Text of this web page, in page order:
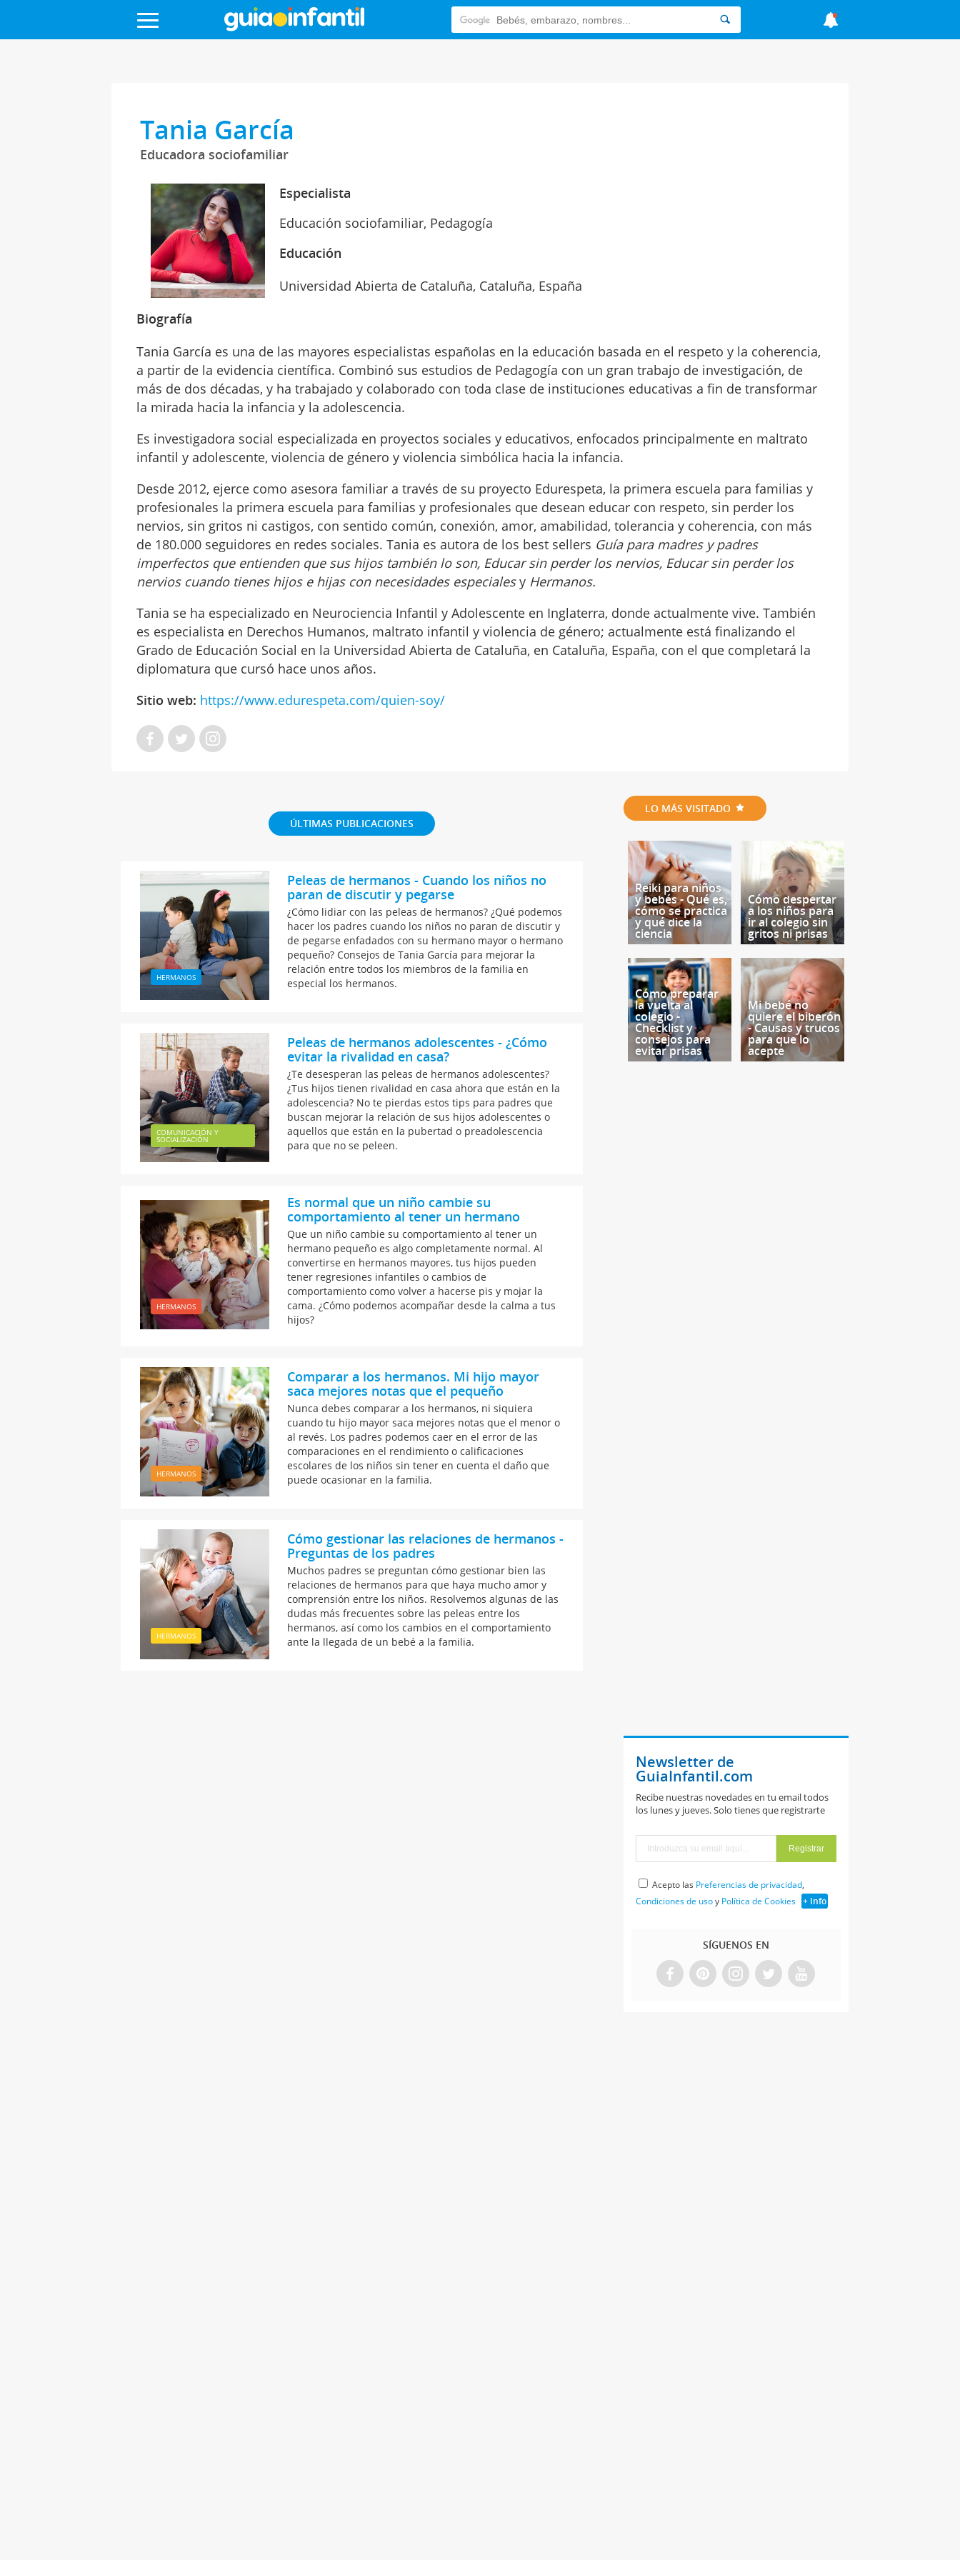
Tania García
Educadora sociofamiliar
Especialista
Educación sociofamiliar, Pedagogía
Educación
Universidad Abierta de Cataluña, Cataluña, España
Biografía
Tania García es una de las mayores especialistas españolas en la educación basada en el respeto y la coherencia,
a partir de la evidencia científica. Combinó sus estudios de Pedagogía con un gran trabajo de investigación, de
más de dos décadas, y ha trabajado y colaborado con toda clase de instituciones educativas a fin de transformar
la mirada hacia la infancia y la adolescencia.
Es investigadora social especializada en proyectos sociales y educativos, enfocados principalmente en maltrato
infantil y adolescente, violencia de género y violencia simbólica hacia la infancia.
Desde 2012, ejerce como asesora familiar a través de su proyecto Edurespeta, la primera escuela para familias y
profesionales la primera escuela para familias y profesionales que desean educar con respeto, sin perder los
nervios, sin gritos ni castigos, con sentido común, conexión, amor, amabilidad, tolerancia y coherencia, con más
de 180.000 seguidores en redes sociales. Tania es autora de los best sellers Guía para madres y padres
imperfectos que entienden que sus hijos también lo son, Educar sin perder los nervios, Educar sin perder los
nervios cuando tienes hijos e hijas con necesidades especialesyHermanos.
Tania se ha especializado en Neurociencia Infantil y Adolescente en Inglaterra, donde actualmente vive. También
es especialista en Derechos Humanos, maltrato infantil y violencia de género; actualmente está finalizando el
Grado de Educación Social en la Universidad Abierta de Cataluña, en Cataluña, España, con el que completará la
diplomatura que cursó hace unos años.
Sitio web: https://www.edurespeta.com/quien-soy/
ÚLTIMAS PUBLICACIONES
HERMANOS
Peleas de hermanos - Cuando los niños no
paran de discutir y pegarse
¿Cómo lidiar con las peleas de hermanos? ¿Qué podemos
hacer los padres cuando los niños no paran de discutir y
de pegarse enfadados con su hermano mayor o hermano
pequeño? Consejos de Tania García para mejorar la
relación entre todos los miembros de la familia en
especial los hermanos.
COMUNICACIÓN Y
SOCIALIZACIÓN
Peleas de hermanos adolescentes - ¿Cómo
evitar la rivalidad en casa?
¿Te desesperan las peleas de hermanos adolescentes?
¿Tus hijos tienen rivalidad en casa ahora que están en la
adolescencia? No te pierdas estos tips para padres que
buscan mejorar la relación de sus hijos adolescentes o
aquellos que están en la pubertad o preadolescencia
para que no se peleen.
HERMANOS
Es normal que un niño cambie su
comportamiento al tener un hermano
Que un niño cambie su comportamiento al tener un
hermano pequeño es algo completamente normal. Al
convertirse en hermanos mayores, tus hijos pueden
tener regresiones infantiles o cambios de
comportamiento como volver a hacerse pis y mojar la
cama. ¿Cómo podemos acompañar desde la calma a tus
hijos?
HERMANOS
Comparar a los hermanos. Mi hijo mayor
saca mejores notas que el pequeño
Nunca debes comparar a los hermanos, ni siquiera
cuando tu hijo mayor saca mejores notas que el menor o
al revés. Los padres podemos caer en el error de las
comparaciones en el rendimiento o calificaciones
escolares de los niños sin tener en cuenta el daño que
puede ocasionar en la familia.
HERMANOS
Cómo gestionar las relaciones de hermanos -
Preguntas de los padres
Muchos padres se preguntan cómo gestionar bien las
relaciones de hermanos para que haya mucho amor y
comprensión entre los niños. Resolvemos algunas de las
dudas más frecuentes sobre las peleas entre los
hermanos, así como los cambios en el comportamiento
ante la llegada de un bebé a la familia.
LO MÁS VISITADO
Reiki para niños
y bebés - Qué es,
cómo se practica
y qué dice la
ciencia
Cómo despertar
a los niños para
ir al colegio sin
gritos ni prisas
Cómo preparar
la vuelta al
colegio -
Checklist y
consejos para
evitar prisas
Mi bebé no
quiere el biberón
- Causas y trucos
para que lo
acepte
Newsletter de
GuiaInfantil.com
Recibe nuestras novedades en tu email todos
los lunes y jueves. Solo tienes que registrarte
Acepto las Preferencias de privacidad,
Condiciones de usoy Política de Cookies + Info
SÍGUENOS EN